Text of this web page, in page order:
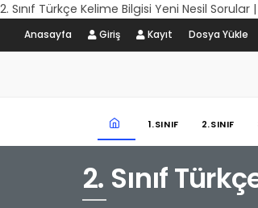
2. Sınıf Türkçe Kelime Bilgisi Yeni Nesil
Anasayfa Giriş Kayıt Dosya Yükle
1.SINIF 2.SINIF
2. Sınıf